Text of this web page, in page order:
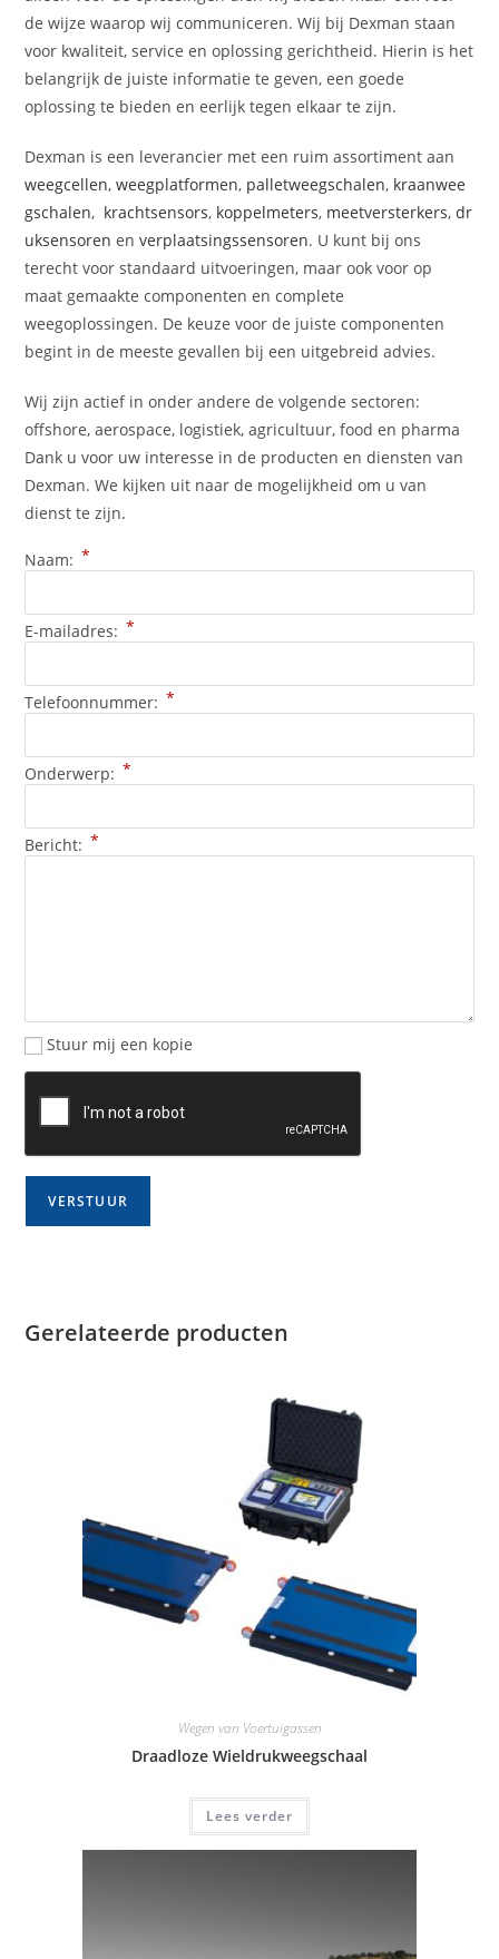
de wijze waarop wij communiceren. Wij bij Dexman staan
voor kwaliteit, service en oplossing gerichtheid. Hierin is het
belangrijk de juiste informatie te geven, een goede
oplossing te bieden en eerlijk tegen elkaar te zijn.
Dexman is een leverancier met een ruim assortiment aan
weegcellen,weegplatformen, palletweegschalen, kraanwee
gschalen, krachtsensors, koppelmeters, meetversterkers,dr
uksensoren enverplaatsingssensoren. U kunt bij ons
terecht voor standaard uitvoeringen, maar ook voor op
maat gemaakte componenten en complete
weegoplossingen. De keuze voor de juiste componenten
begint in de meeste gevallen bij een uitgebreid advies.
Wij zijn actief in onder andere de volgende sectoren:
offshore, aerospace, logistiek, agricultuur, food en pharma
Dank u voor uw interesse in de producten en diensten van
Dexman. We kijken uit naar de mogelijkheid om u van
dienst te zijn.
Naam: *
E-mailadres: *
Telefoonnummer: *
Onderwerp: *
Bericht: *
Stuur mij een kopie
Gerelateerde producten
Wegen van Voertuigassen
Draadloze Wieldrukweegschaal
Lees verder